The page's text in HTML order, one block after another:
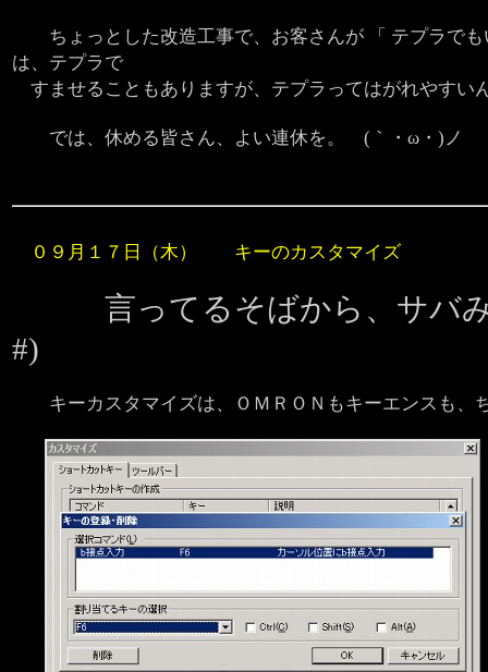
ちょっとした改造工事で、お客さんが 「 テプラでも
は、テプラで
すませることもありますが、テプラってはがれやすい
では、休める皆さん、よい連休を。 (｀・ω・)ノ
０９月１７日（木） キーのカスタマイズ
言ってるそばから、サバ
#)
キーカスタマイズは、ＯＭＲＯＮもキーエンスも、